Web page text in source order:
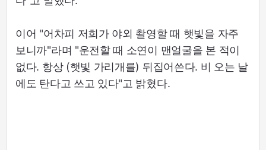
이어 "어차피 저희가 야외 촬영할 때 햇빛을 자주
보니까"라며 "운전할 때 소연이 맨얼굴을 본 적이
없다. 항상 (햇빛 가리개를) 뒤집어쓴다. 비 오는 날
에도 탄다고 쓰고 있다"고 밝혔다.